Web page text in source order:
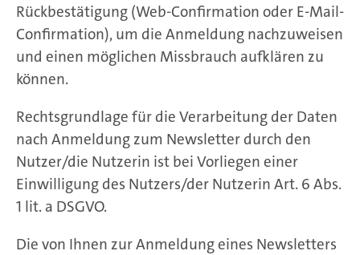
Rückbestätigung (Web-Confirmation oder E-Mail-
Confirmation), um die Anmeldung nachzuweisen
und einen möglichen Missbrauch aufklären zu
können.
Rechtsgrundlage für die Verarbeitung der Daten
nach Anmeldung zum Newsletter durch den
Nutzer/die Nutzerin ist bei Vorliegen einer
Einwilligung des Nutzers/der Nutzerin Art. 6 Abs.
1 lit. a DSGVO.
Die von Ihnen zur Anmeldung eines Newsletters